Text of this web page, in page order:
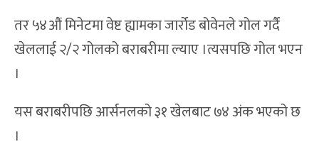
तर ५४औं मिनेटमा वेष्ट ह्यामका जार्रोड बोवेनले गोल गर्दै
खेललाई २/२ गोलको बराबरीमा ल्याए ।त्यसपछि गोल भएन
।
यस बराबरीपछि आर्सनलको ३१ खेलबाट ७४ अंक भएको छ
।